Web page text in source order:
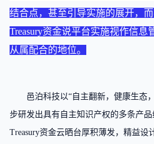
结合点，甚至引导实施的展开，
Treasury资金说平台实施视作信
从属配合的地位。
邑泊科技以“自主翻新，健康生态
步研发出具有自主知识产权的多条产
Treasury资金云晒台厚积薄发，精益设